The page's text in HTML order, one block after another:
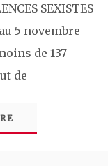
SEXISTES
5 novembre
de 137
de